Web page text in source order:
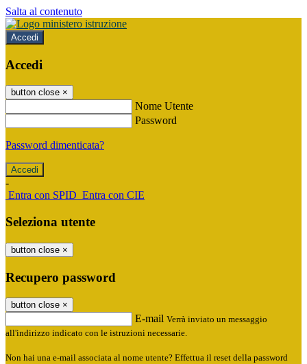
Salta al contenuto
Accedi
Accedi
button close ×
Nome Utente
Password
Password dimenticata?
-
Entra con SPID Entra con CIE
Seleziona utente
button close ×
Recupero password
button close ×
E-mail Verrà inviato un messaggio
all'indirizzo indicato con le istruzioni necessarie.
Non hai una e-mail associata al nome utente? Effettua il reset della password